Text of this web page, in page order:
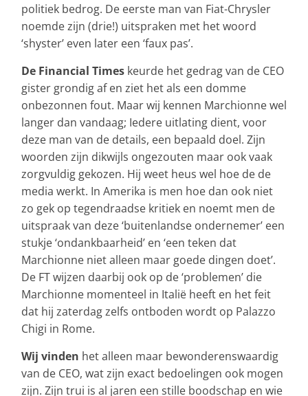
politiek bedrog. De eerste man van Fiat-Chrysler
noemde zijn (drie!) uitspraken met het woord
‘shyster’ even later een ‘faux pas’.
De Financial Times keurde het gedrag van de CEO
gister grondig af en ziet het als een domme
onbezonnen fout. Maar wij kennen Marchionne wel
langer dan vandaag; Iedere uitlating dient, voor
deze man van de details, een bepaald doel. Zijn
woorden zijn dikwijls ongezouten maar ook vaak
zorgvuldig gekozen. Hij weet heus wel hoe de de
media werkt. In Amerika is men hoe dan ook niet
zo gek op tegendraadse kritiek en noemt men de
uitspraak van deze ‘buitenlandse ondernemer’ een
stukje ‘ondankbaarheid’ en ‘een teken dat
Marchionne niet alleen maar goede dingen doet’.
De FT wijzen daarbij ook op de ‘problemen’ die
Marchionne momenteel in Italië heeft en het feit
dat hij zaterdag zelfs ontboden wordt op Palazzo
Chigi in Rome.
Wij vinden het alleen maar bewonderenswaardig
van de CEO, wat zijn exact bedoelingen ook mogen
zijn. Zijn trui is al jaren een stille boodschap en wie